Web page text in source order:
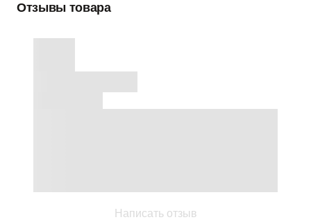
Отзывы товара
Написать отзыв